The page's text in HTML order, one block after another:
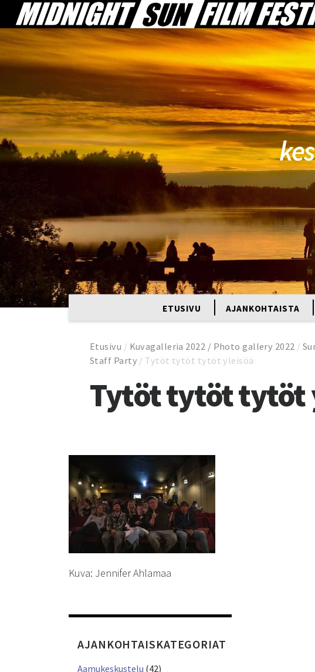
ETUSIVU AJANKOHTAISTA
Etusivu / Kuvagalleria 2022 / Photo gallery 2022 /
Staff Party / Tytöt tytöt tytöt yleisöä
Tytöt tytöt tytöt
Kuva: Jennifer Ahlamaa
AJANKOHTAISKATEGORIAT
Aamukeskustelu (42)